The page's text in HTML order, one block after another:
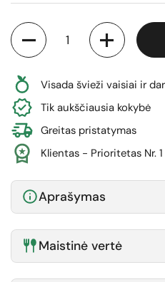
Kiekis
Visada švieži vaisiai ir
Tik aukščiausia kokybė
Greitas pristatymas
Klientas - Prioritetas Nr. 1
Aprašymas
Maistinė vertė